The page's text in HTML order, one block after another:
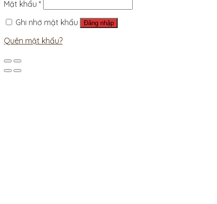
Mật khẩu *
Ghi nhớ mật khẩu
Đăng nhập
Quên mật khẩu?